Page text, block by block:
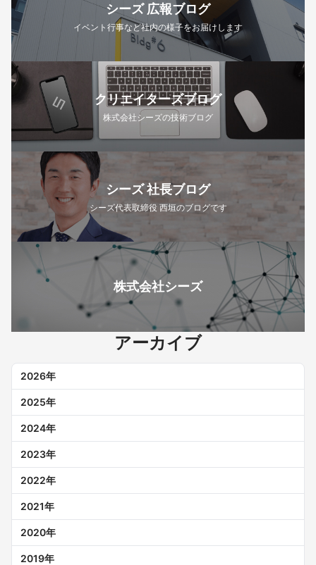
シーズ 広報ブログ
イベント行事など社内の様子をお届けします
クリエイターズブログ
株式会社シーズの技術ブログ
シーズ 社長ブログ
シーズ代表取締役 西垣のブログです
株式会社シーズ
アーカイブ
2026年
2025年
2024年
2023年
2022年
2021年
2020年
2019年